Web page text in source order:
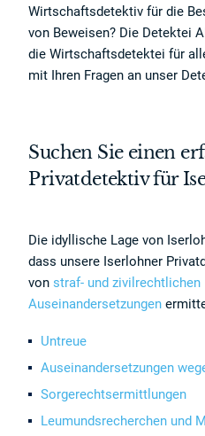
Wirtschaftsdetektiv für die
von Beweisen? Die Detektei
die Wirtschaftsdetektei für
mit Ihren Fragen an unser
Suchen Sie einen
Privatdetektiv für
Die idyllische Lage von
dass unsere Iserlohner
von straf- und zivilrechtlichen
Auseinandersetzungen
Untreue
Auseinandersetzungen
Sorgerechtsermittlungen
Leumundsrecherchen und